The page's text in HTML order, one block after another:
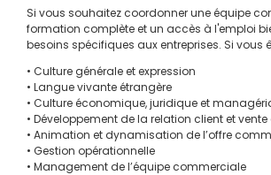
Si vous souhaitez coordonner une équipe
formation complète et un accès à l'emploi
besoins spécifiques aux entreprises. Si
• Culture générale et expression
• Langue vivante étrangère
• Culture économique, juridique et
• Développement de la relation client et
• Animation et dynamisation de l’offre
• Gestion opérationnelle
• Management de l’équipe commerciale